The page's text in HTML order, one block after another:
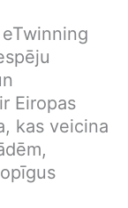
Eiropas
kas veicina